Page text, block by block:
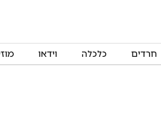
חרדים כלכלה וידאו